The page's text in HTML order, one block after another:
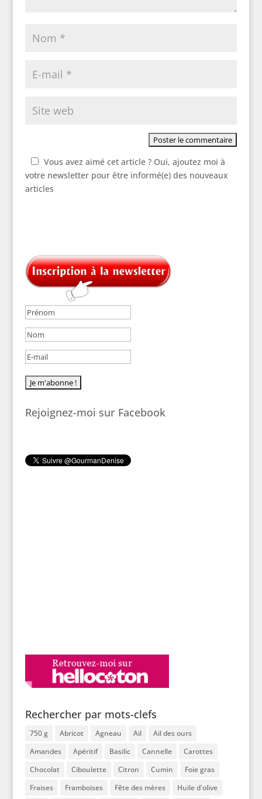
Vous avez aimé cet article ? Oui, ajoutez moi à
votre newsletter pour être informé(e) des nouveaux
articles
Rejoignez-moi sur Facebook
Rechercher par mots-clefs
750 g Abricot Agneau Ail
Ail des ours
Amandes
Apéritif Basilic Cannelle
Carottes
Chocolat
Ciboulette Citron Cumin
Foie gras
Fraises
Framboises Fête des mères Huile d'olive